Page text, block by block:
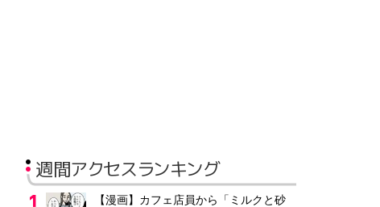
週間アクセスランキング
【漫画】カフェ店員から「ミルクと砂